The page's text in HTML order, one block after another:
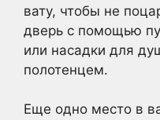
вату, чтобы не
дверь с помощью
или насадки для
полотенцем.
Еще одно место в